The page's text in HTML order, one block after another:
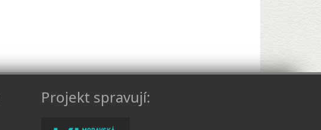
Projekt spravují: